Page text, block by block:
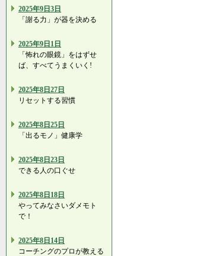
2025年9日3日
「謝る力」が器を決める
2025年9日1日
「怖れの眼鏡」をはずせ
ば、すべてうまくいく!
2025年8日27日
リセットする習慣
2025年8日25日
「出るモノ」健康学
2025年8日23日
できる人の口ぐせ
2025年8日18日
やってみなさいダメモト
で！
2025年8日14日
コーチングのプロが教える